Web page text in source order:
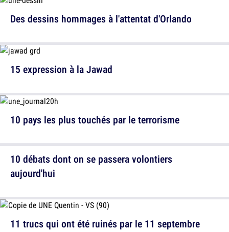
Des dessins hommages à l'attentat d'Orlando
10 pays les plus touchés par le terrorisme
11 trucs qui ont été ruinés par le 11 septembre
15 expression à la Jawad
10 débats dont on se passera volontiers
aujourd'hui